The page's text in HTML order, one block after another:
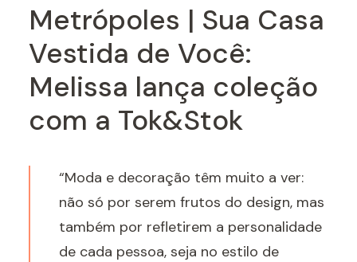
Metrópoles | Sua Casa
Vestida de Você:
Melissa lança coleção
com a Tok&Stok
“Moda e decoração têm muito a ver:
não só por serem frutos do design, mas
também por refletirem a personalidade
de cada pessoa, seja no estilo de